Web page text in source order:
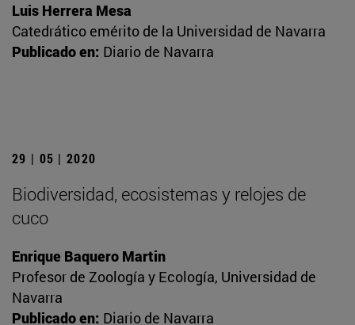
Luis Herrera Mesa
Catedrático emérito de la Universidad de Navarra
Publicado en: Diario de Navarra
29 | 05 | 2020
Biodiversidad, ecosistemas y relojes de
cuco
Enrique Baquero Martin
Profesor de Zoología y Ecología, Universidad de
Navarra
Publicado en: Diario de Navarra